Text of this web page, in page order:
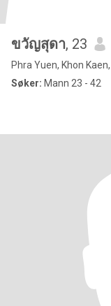
ขวัญสุดา, 23
Phra Yuen, Khon
Søker: Mann 23 - 42